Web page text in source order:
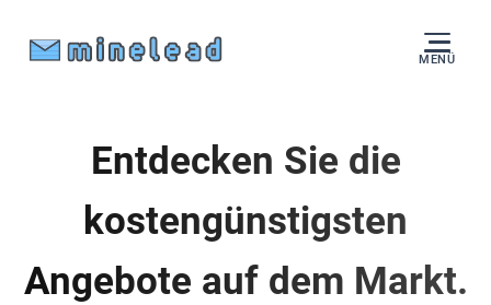
MENÜ
Entdecken Sie die
kostengünstigsten
Angebote auf dem Markt.